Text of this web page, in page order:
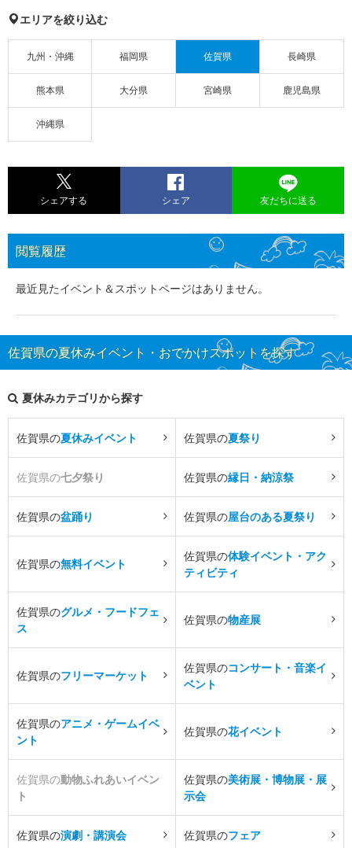
エリアを絞り込む
九州・沖縄 福岡県 佐賀県 長崎県
熊本県 大分県 宮崎県 鹿児島県
沖縄県
シェアする シェア 友だちに送る
閲覧履歴
最近見たイベント＆スポットページはありません。
佐賀県の夏休みイベント・おでかけスポットを探す
夏休みカテゴリから探す
佐賀県の夏休みイベント 佐賀県の夏祭り
佐賀県の七夕祭り 佐賀県の縁日・納涼祭
佐賀県の盆踊り 佐賀県の屋台のある夏祭り
佐賀県の無料イベント
佐賀県の体験イベント・アク
ティビティ
佐賀県のグルメ・フードフェ
ス
佐賀県の物産展
佐賀県のフリーマーケット
佐賀県のコンサート・音楽イ
ベント
佐賀県のアニメ・ゲームイベ
ント
佐賀県の花イベント
佐賀県の動物ふれあいイベン
ト
佐賀県の美術展・博物展・展
示会
佐賀県の演劇・講演会 佐賀県のフェア